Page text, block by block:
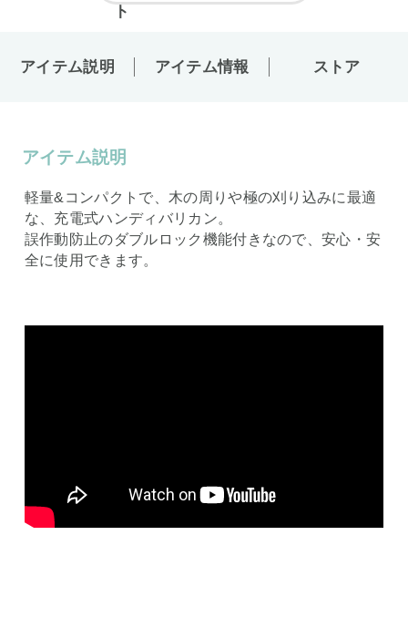
アイテム説明 アイテム情報 ストア
アイテム説明
軽量&コンパクトで、木の周りや極の刈り込みに最適
な、充電式ハンディバリカン。
誤作動防止のダブルロック機能付きなので、安心・安
全に使用できます。